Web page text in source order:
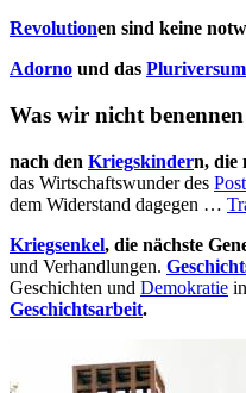
Revolutionen sind keine
Adorno und das Pluriversum
Was wir nicht
nach den Kriegskindern, die
das Wirtschaftswunder des
dem Widerstand dagegen …
Kriegsenkel, die nächste
und Verhandlungen.
Geschichten und Demokratie
Geschichtsarbeit.